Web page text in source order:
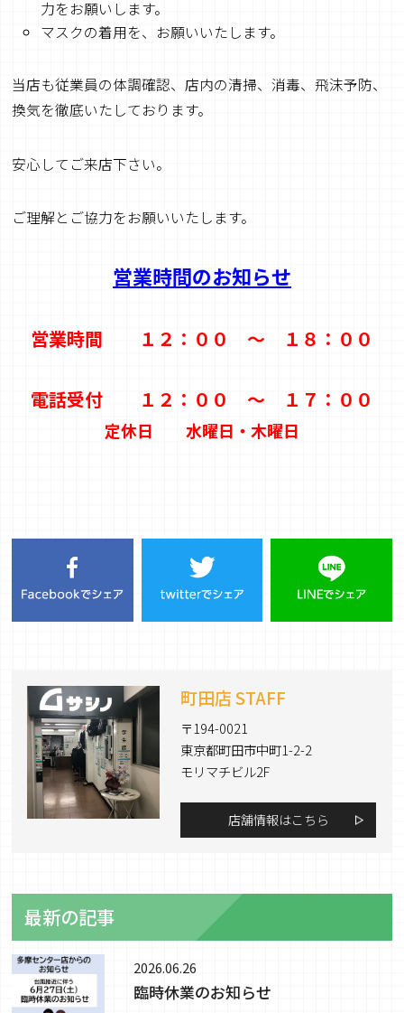
力をお願いします。
マスクの着用を、お願いいたします。
当店も従業員の体調確認、店内の清掃、消毒、飛沫予防、
換気を徹底いたしております。
安心してご来店下さい。
ご理解とご協力をお願いいたします。
営業時間のお知らせ
営業時間 １２：００ ～ １８：００
電話受付 １２：００ ～ １７：００
定休日 水曜日・木曜日
町田店 STAFF
〒194-0021
東京都町田市中町1-2-2
モリマチビル2F
店舗情報はこちら
最新の記事
2026.06.26
臨時休業のお知らせ